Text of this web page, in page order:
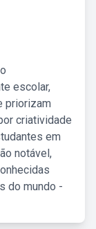
escolar,
priorizam
criatividade
em
notável,
do mundo -